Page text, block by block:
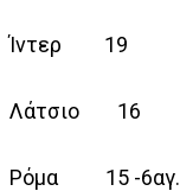
Ίντερ 19
Λάτσιο 16
Ρόμα 15 -6αγ.